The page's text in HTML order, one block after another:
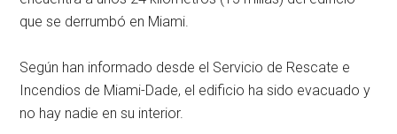
que se derrumbó en Miami.
Según han informado desde el Servicio de Rescate e
Incendios de Miami-Dade, el edificio ha sido evacuado y
no hay nadie en su interior.